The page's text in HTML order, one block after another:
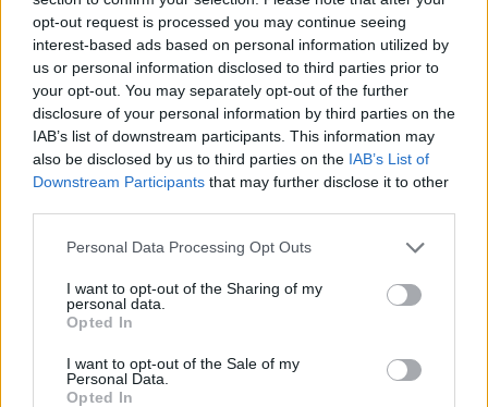
opt-out request is processed you may continue seeing
interest-based ads based on personal information utilized by
us or personal information disclosed to third parties prior to
your opt-out. You may separately opt-out of the further
disclosure of your personal information by third parties on the
IAB’s list of downstream participants. This information may
also be disclosed by us to third parties on the IAB’s List of
Downstream Participants that may further disclose it to other
Personal Data Processing Opt Outs
I want to opt-out of the Sharing of my
personal data.
Opted In
I want to opt-out of the Sale of my
Personal Data.
Opted In
Nτίσκο Ρωμέικο